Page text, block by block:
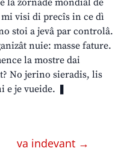
visi di precîs in ce dì
stoi a jevâ par controlâ.
nuie: masse fature.
la mostre dai
No jerino sieradis, lis
e je vueide. ❚
va indevant →